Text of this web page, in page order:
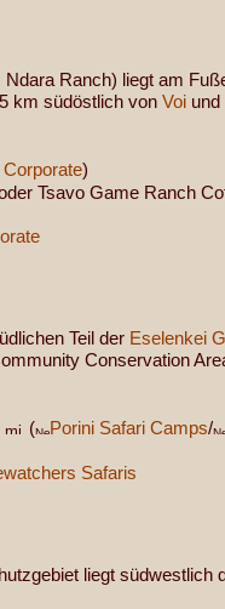
Ranch) liegt am
km südöstlich von Voi
)
Tsavo Game Ranch
Teil der Eselenkei
Conservation
( Porini Safari Camps/
Safaris
liegt südwestlich